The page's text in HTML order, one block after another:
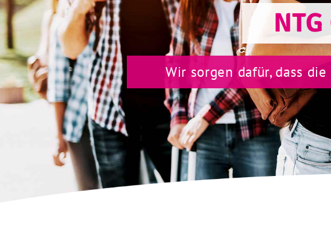
Wir sorgen dafür, dass